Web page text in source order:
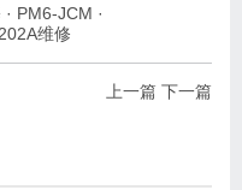
· PM6-JCM ·
维修
上一篇 下一篇